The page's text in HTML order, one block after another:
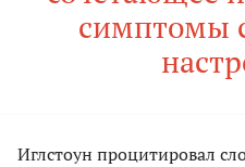
симптомы
Иглстоун процитировал